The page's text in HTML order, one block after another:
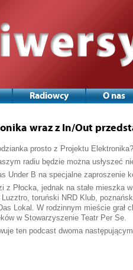
Radiowcy O nas
wraz z In/Out
prosto z Projektu Elektronika?
radiu będzie można usłyszeć
Under B na specjalne zaproszenie
z Płocka, jednak na stałe mieszka
toruński NRD Klub,
Lokal. W rodzinnym mieście grał
w Stowarzyszenie Teatr Per Se.
ten podcast dwoma